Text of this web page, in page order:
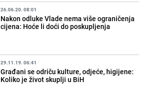
26.06.20. 08:01
Nakon odluke Vlade nema više ograničenja
cijena: Hoće li doći do poskupljenja
29.11.19. 06:41
Građani se odriču kulture, odjeće, higijene:
Koliko je život skuplji u BiH